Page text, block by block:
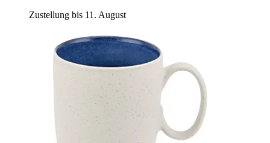
Zustellung bis 11. August